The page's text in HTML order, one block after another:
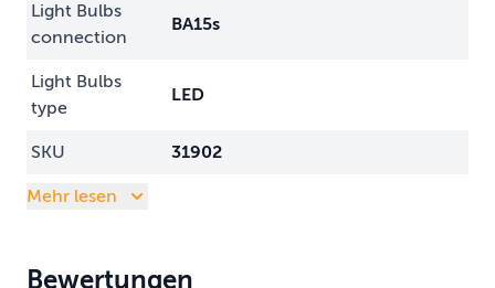
Light Bulbs
connection
BA15s
Light Bulbs
type
LED
SKU 31902
Mehr lesen
Bewertungen